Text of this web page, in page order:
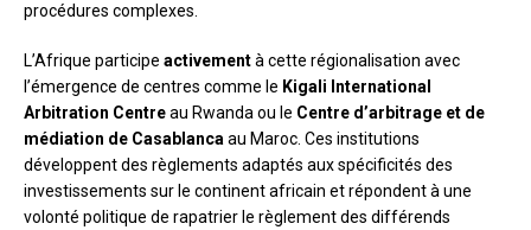
procédures complexes.
L’Afrique participe activementà cette régionalisation avec
l’émergence de centres comme le Kigali International
Arbitration Centreau Rwanda ou le Centre d’arbitrage et de
médiation de Casablancaau Maroc. Ces institutions
développent des règlements adaptés aux spécificités des
investissements sur le continent africain et répondent à une
volonté politique de rapatrier le règlement des différends